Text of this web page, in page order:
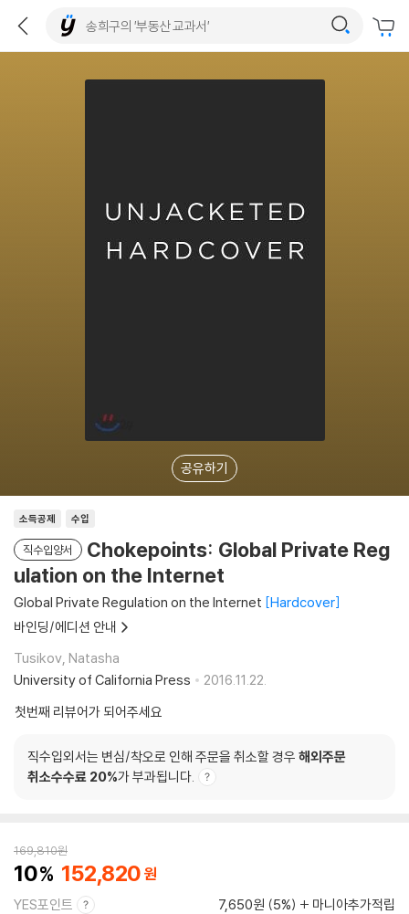
공유하기
소득공제 수입
직수입양서
Chokepoints: Global Private Reg
ulation on the Internet
Global Private Regulation on the Internet Hardcover
바인딩/에디션 안내
Tusikov, Natasha
University of California Press
2016.11.22.
첫번째 리뷰어가 되어주세요
직수입외서는 변심/착오로 인해 주문을 취소할 경우 해외주문
취소수수료 20%가 부과됩니다.
169,810원
10 152,820
YES포인트 7,650원 (5%) 마니아추가적립